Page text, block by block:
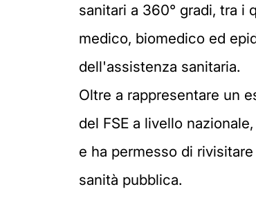
sanitari a 360° gradi, tra i
medico, biomedico ed
dell'assistenza sanitaria.
Oltre a rappresentare un
del FSE a livello
e ha permesso di
sanità pubblica.